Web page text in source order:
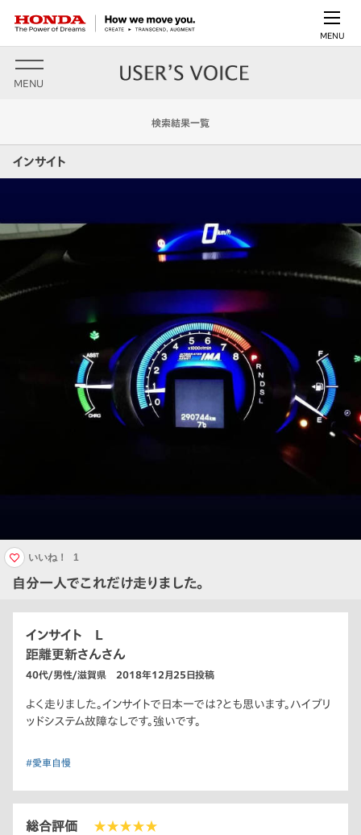
MENU
MENU
検索結果一覧
インサイト
自分一人でこれだけ走りました。
いいね！ 1
インサイト L
距離更新さんさん
40代/男性/滋賀県 2018年12月25日投稿
よく走りました。インサイトで日本一では？とも思います。ハイブリ
ッドシステム故障なしです。強いです。
#愛車自慢
総合評価 ★★★★★